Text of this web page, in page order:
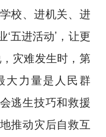
校、进机关、进
五进活动’，让更
灾难发生时，第
大力量是人民群
逃生技巧和救援
推动灾后自救互